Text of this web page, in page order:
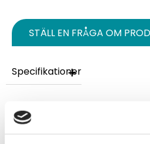
STÄLL EN FRÅGA OM
Specifikationer
Omdömen